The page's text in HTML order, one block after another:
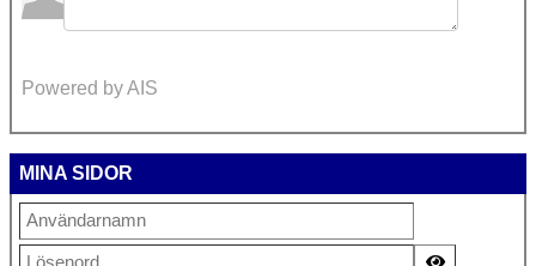
Powered by AIS
MINA SIDOR